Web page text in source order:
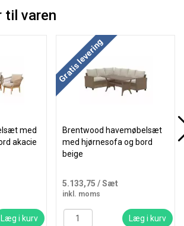
til varen
med
akacie
Læg i kurv
Gratis levering
Brentwood havemøbelsæt
med hjørnesofa og bord
beige
5.133,75 / Sæt
inkl. moms
Læg i kurv